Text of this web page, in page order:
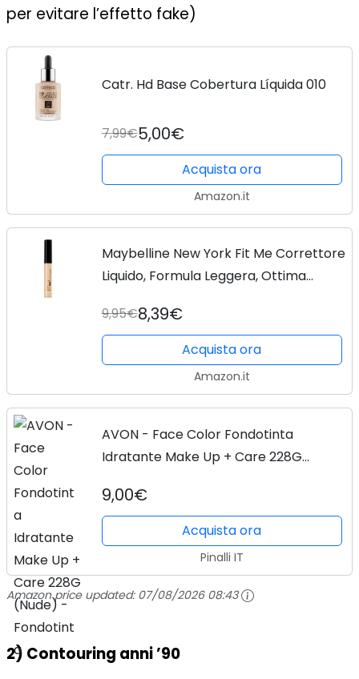
per evitare l’effetto fake)
Catr. Hd Base Cobertura Líquida 010
7,99€5,00€
Acquista ora
Amazon.it
Maybelline New York Fit Me Correttore
Liquido, Formula Leggera, Ottima
9,95€8,39€
Acquista ora
Amazon.it
AVON - Face Color Fondotinta
Idratante Make Up + Care 228G
9,00€
Acquista ora
Pinalli IT
Amazon price updated: 07/08/2026 08:43
2) Contouring anni ’90